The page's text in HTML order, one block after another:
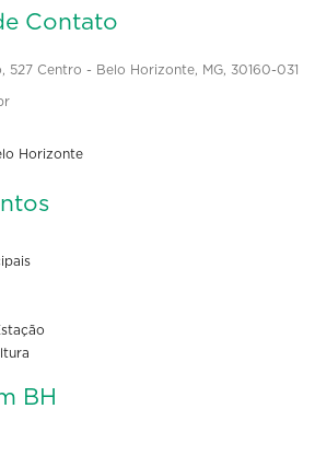
Contato
527 Centro - Belo Horizonte, MG, 30160-031
Horizonte
BH